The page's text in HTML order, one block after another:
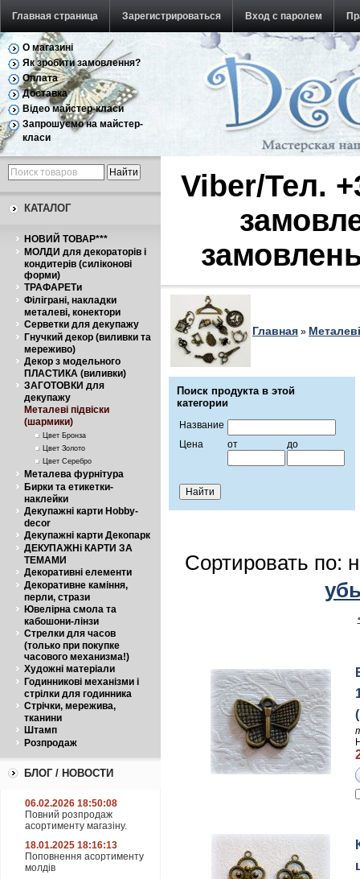
Главная страница Зарегистрироваться Вход с паролем
Обратная связь
О магазині
Як зробити замовлення?
Оплата
Доставка
Відео майстер-класи
Запрошуємо на майстер-
класи
КАТАЛОГ
НОВИЙ ТОВАР***
МОЛДИ для декораторів і
кондитерів (силіконові
форми)
ТРАФАРЕТи
Філіграні, накладки
металеві, конектори
Серветки для декупажу
Гнучкий декор (виливки та
мереживо)
Декор з модельного
ПЛАСТИКА (виливки)
ЗАГОТОВКИ для
декупажу
Металеві підвіски
(шармики)
Цвет Бронза
Цвет Золото
Цвет Серебро
Металева фурнітура
Бирки та етикетки-
наклейки
Декупажні карти Hobby-
decor
Декупажні карти Декопарк
ДЕКУПАЖНі КАРТИ ЗА
ТЕМАМИ
Декоративні елементи
Декоративне каміння,
перли, стрази
Ювелірна смола та
кабошони-лінзи
Стрелки для часов
(только при покупке
часового механизма!)
Художні матеріали
Годинникові механізми і
стрілки для годинника
Стрічки, мережива,
тканини
Штамп
Розпродаж
БЛОГ / НОВОСТИ
06.02.2026 18:50:08
Повний розпродаж
асортименту магазіну.
18.01.2025 18:16:13
Поповнення асортименту
молдів
Viber/Тел.
Главная »
Поиск продукта в этой
категории
Название
Цена
от до
Сортировать по: